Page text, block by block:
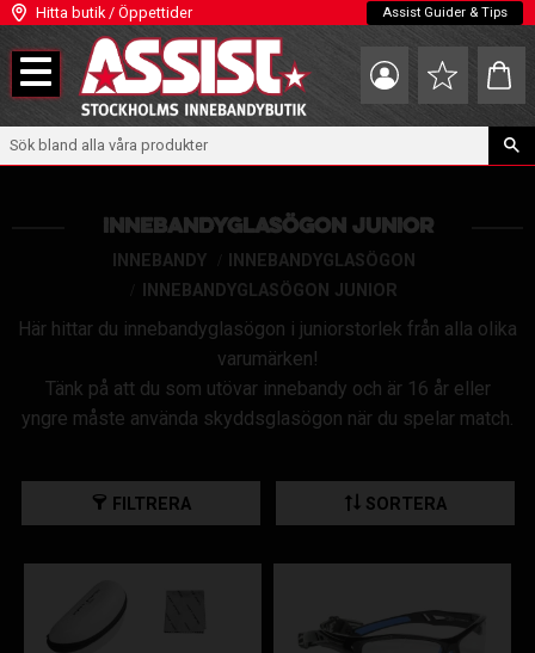
Meny
Hitta butik / Öppettider Assist Guider & Tips
Favoriter
INNEBANDYGLASÖGON JUNIOR
INNEBANDY
INNEBANDYGLASÖGON
INNEBANDYGLASÖGON JUNIOR
Här hittar du innebandyglasögon i juniorstorlek från alla olika
varumärken!
Tänk på att du som utövar innebandy och är 16 år eller
yngre måste använda skyddsglasögon när du spelar match.
FILTRERA SORTERA